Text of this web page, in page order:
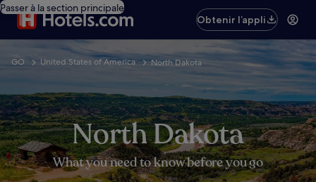
Passer à la section principale
Obtenir l’appli
GO United States of America North Dakota
North Dakota
What you need to know before you go